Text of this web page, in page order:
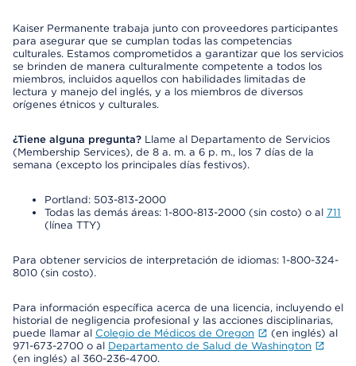
Kaiser Permanente trabaja junto con proveedores participantes
para asegurar que se cumplan todas las competencias
culturales. Estamos comprometidos a garantizar que los servicios
se brinden de manera culturalmente competente a todos los
miembros, incluidos aquellos con habilidades limitadas de
lectura y manejo del inglés, y a los miembros de diversos
orígenes étnicos y culturales.
¿Tiene alguna pregunta? Llame al Departamento de Servicios
(Membership Services), de 8 a. m. a 6 p. m., los 7 días de la
semana (excepto los principales días festivos).
Portland: 503-813-2000
Todas las demás áreas: 1-800-813-2000 (sin costo) o al 711
(línea TTY)
Para obtener servicios de interpretación de idiomas: 1-800-324-
8010 (sin costo).
Para información específica acerca de una licencia, incluyendo el
historial de negligencia profesional y las acciones disciplinarias,
puede llamar al Colegio de Médicos de Oregon
(en inglés) al
971-673-2700 o al Departamento de Salud de Washington
(en inglés) al 360-236-4700.